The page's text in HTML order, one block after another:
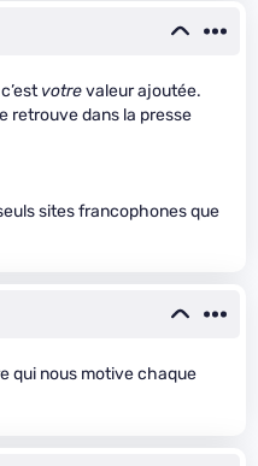
votrevaleur ajoutée.
retrouve dans la presse
sites francophones que
qui nous motive chaque